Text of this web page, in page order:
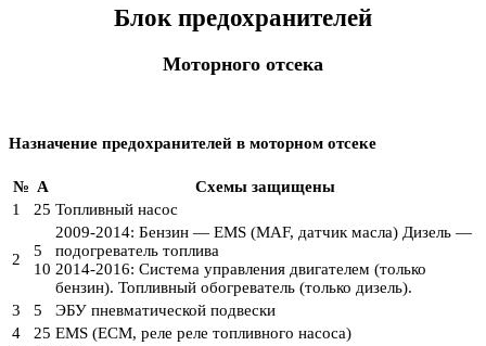
Блок предохранителей
Моторного отсека
Назначение предохранителей в моторном отсеке
№ A
Схемы защищены
1
25 Топливный насос
2
5
10
2009-2014: Бензин — EMS (MAF, датчик масла) Дизель —
подогреватель топлива
2014-2016: Система управления двигателем (только
бензин). Топливный обогреватель (только дизель).
3
5
ЭБУ пневматической подвески
4
25 EMS (ECM, реле реле топливного насоса)